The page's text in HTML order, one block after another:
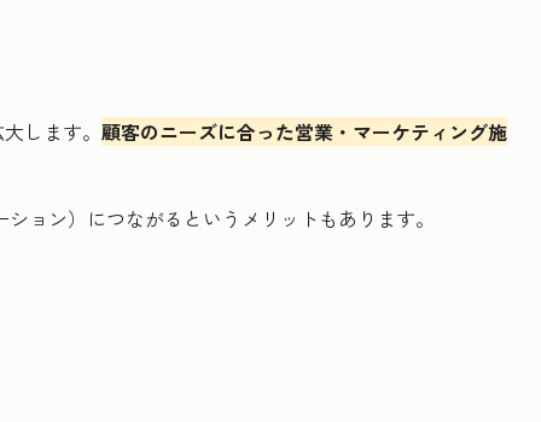
します。 顧客のニーズに合った営業・マーケティング施
ョン）につながるというメリットもあります。